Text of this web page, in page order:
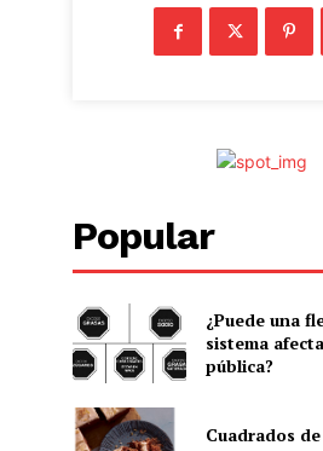
Popular
¿Puede una
sistema
pública?
Cuadrados